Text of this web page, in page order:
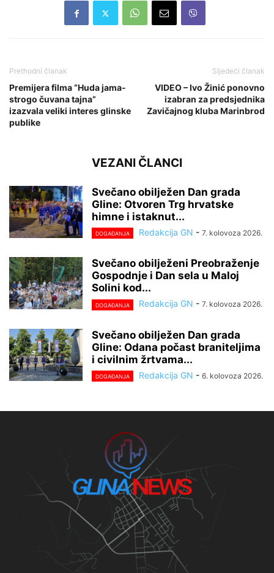
Prethodni članak
Premijera filma “Huda jama-
strogo čuvana tajna”
izazvala veliki interes glinske
publike
Sljedeći članak
VIDEO – Ivo Žinić ponovno
izabran za predsjednika
Zavičajnog kluba Marinbrod
VEZANI ČLANCI
Svečano obilježen Dan grada
Gline: Otvoren Trg hrvatske
himne i istaknut...
DOGAĐANJA Redakcija GN - 7. kolovoza 2026.
Svečano obilježeni Preobraženje
Gospodnje i Dan sela u Maloj
Solini kod...
DOGAĐANJA Redakcija GN - 7. kolovoza 2026.
Svečano obilježen Dan grada
Gline: Odana počast braniteljima
i civilnim žrtvama...
DOGAĐANJA Redakcija GN - 6. kolovoza 2026.